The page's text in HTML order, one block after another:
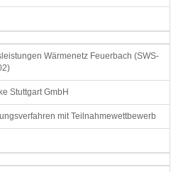
Wärmenetz Feuerbach (SWS-
Stuttgart GmbH
mit Teilnahmewettbewerb